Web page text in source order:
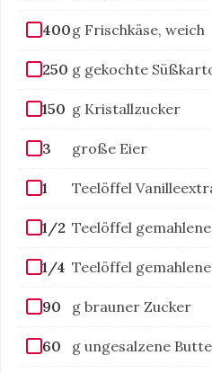
400g Frischkäse, weich
250 g gekochte
150 g Kristallzucker
3 große Eier
1 Teelöffel
1/2 Teelöffel
1/4 Teelöffel
90 g brauner Zucker
60 g ungesalzene